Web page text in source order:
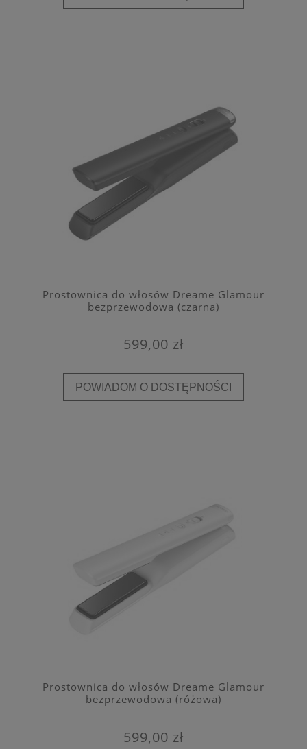
Prostownica do włosów Dreame Glamour
bezprzewodowa (czarna)
599,00 zł
POWIADOM O DOSTĘPNOŚCI
Prostownica do włosów Dreame Glamour
bezprzewodowa (różowa)
599,00 zł